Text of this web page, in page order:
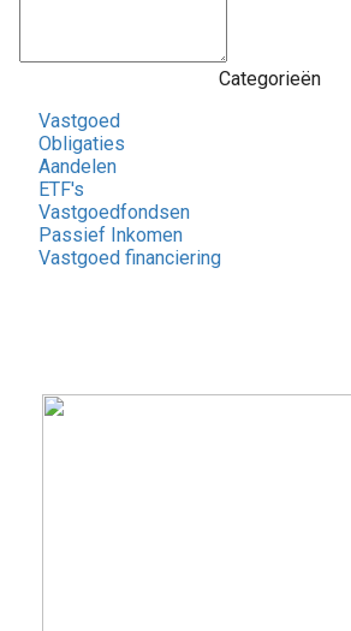
Categorieën
Vastgoed
Obligaties
Aandelen
ETF's
Vastgoedfondsen
Passief Inkomen
Vastgoed financiering